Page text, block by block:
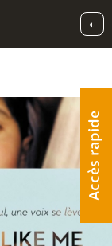
◐
Accès rapide